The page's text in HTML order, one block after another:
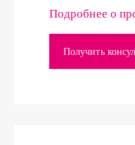
Подробнее о
Получить